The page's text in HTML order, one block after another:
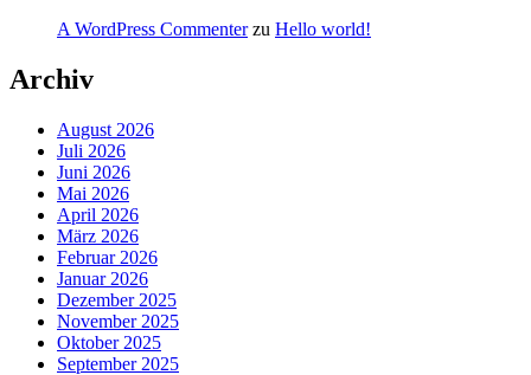
A WordPress Commenterzu Hello world!
Archiv
August 2026
Juli 2026
Juni 2026
Mai 2026
April 2026
März 2026
Februar 2026
Januar 2026
Dezember 2025
November 2025
Oktober 2025
September 2025